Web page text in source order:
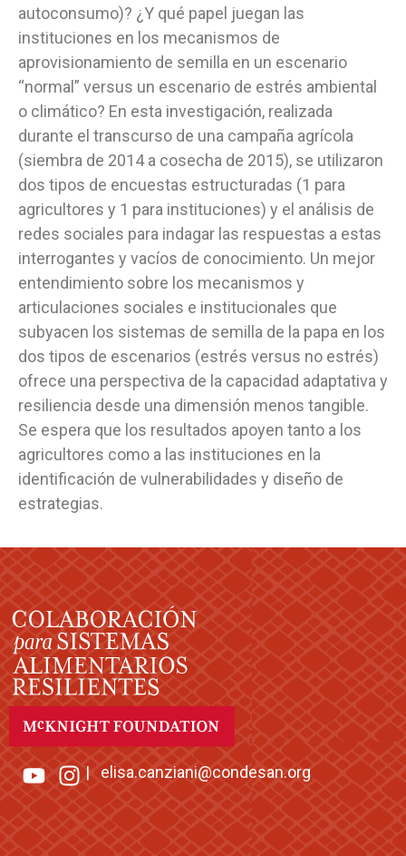
autoconsumo)? ¿Y qué papel juegan las
instituciones en los mecanismos de
aprovisionamiento de semilla en un escenario
“normal” versus un escenario de estrés ambiental
o climático? En esta investigación, realizada
durante el transcurso de una campaña agrícola
(siembra de 2014 a cosecha de 2015), se utilizaron
dos tipos de encuestas estructuradas (1 para
agricultores y 1 para instituciones) y el análisis de
redes sociales para indagar las respuestas a estas
interrogantes y vacíos de conocimiento. Un mejor
entendimiento sobre los mecanismos y
articulaciones sociales e institucionales que
subyacen los sistemas de semilla de la papa en los
dos tipos de escenarios (estrés versus no estrés)
ofrece una perspectiva de la capacidad adaptativa y
resiliencia desde una dimensión menos tangible.
Se espera que los resultados apoyen tanto a los
agricultores como a las instituciones en la
identificación de vulnerabilidades y diseño de
estrategias.
|elisa.canziani@condesan.org